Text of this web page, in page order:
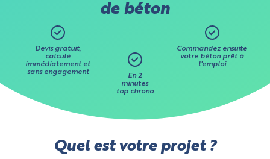
de béton
Devis gratuit,
calculé
immédiatement et
sans engagement
En 2
minutes
top chrono
Commandez ensuite
votre béton prêt à
l'emploi
Quel est votre projet ?